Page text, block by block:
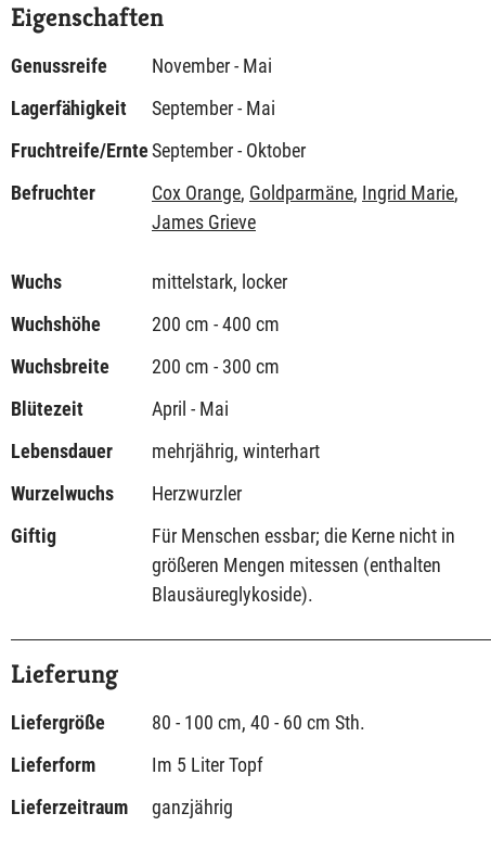
Eigenschaften
Genussreife
November - Mai
Lagerfähigkeit
September - Mai
Fruchtreife/ErnteSeptember - Oktober
Befruchter
Cox Orange, Goldparmäne, Ingrid Marie,
James Grieve
Wuchs
mittelstark, locker
Wuchshöhe
200 cm - 400 cm
Wuchsbreite
200 cm - 300 cm
Blütezeit
April - Mai
Lebensdauer
mehrjährig, winterhart
Wurzelwuchs
Herzwurzler
Giftig
Für Menschen essbar; die Kerne nicht in
größeren Mengen mitessen (enthalten
Blausäureglykoside).
Lieferung
Liefergröße
80 - 100 cm, 40 - 60 cm Sth.
Lieferform
Im 5 Liter Topf
Lieferzeitraum
ganzjährig